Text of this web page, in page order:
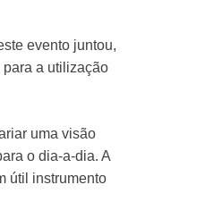
evento juntou,
a utilização
uma visão
o dia-a-dia. A
útil instrumento